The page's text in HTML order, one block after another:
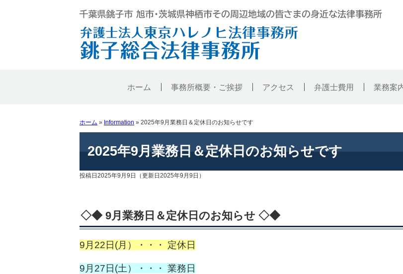
弁護士法人東京ハレノヒ法
ホーム 事務所概要・ご挨拶 アクセス 弁護士費用 業務案
ホーム » Information » 2025年9月業務日＆定休日のお知らせです
2025年9月業務日＆定休日のお知らせです
投稿日2025年9月9日 （更新日2025年9月9日）
◇◆ 9月業務日＆定休日のお知らせ ◇◆
9月22日(月）・・・ 定休日
9月27日(土）・・・ 業務日